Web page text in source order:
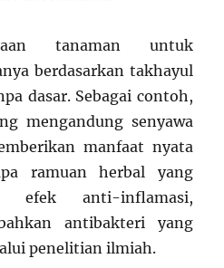
tanaman untuk
berdasarkan takhayul
dasar. Sebagai contoh,
mengandung senyawa
manfaat nyata
ramuan herbal yang
efek anti-inflamasi,
antibakteri yang
penelitian ilmiah.